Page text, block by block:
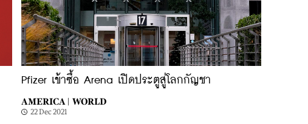
Pfizer เข้าซื้อ Arena เปิดประตูสู่โลกกัญชา
AMERICA | WORLD
22 Dec 2021